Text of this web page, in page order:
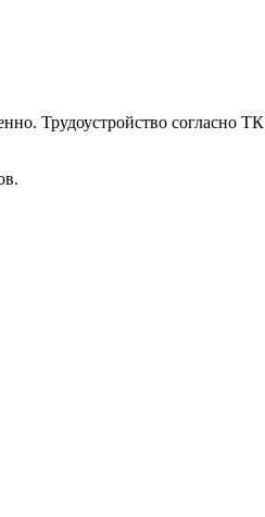
Трудоустройство согласно ТК